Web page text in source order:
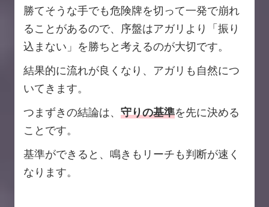
勝てそうな手でも危険牌を切って一発で崩れ
ることがあるので、序盤はアガリより「振り
込まない」を勝ちと考えるのが大切です。
結果的に流れが良くなり、アガリも自然につ
いてきます。
つまずきの結論は、 守りの基準を先に決める
ことです。
基準ができると、鳴きもリーチも判断が速く
なります。